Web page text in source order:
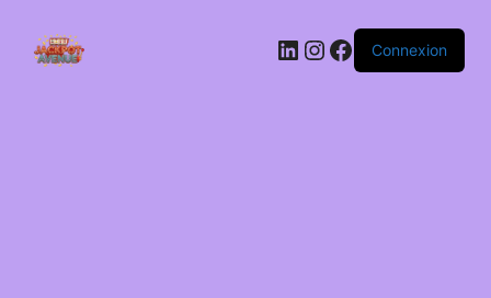
LinkedIn
Instagram
Facebook
Connexion